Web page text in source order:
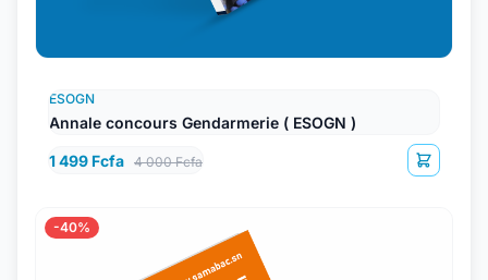
ESOGN
Annale concours Gendarmerie ( ESOGN )
1 499 Fcfa 4 000 Fcfa
-40%